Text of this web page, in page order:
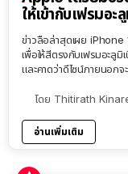
ให้เข้ากับเฟรมอะ
ข่าวลือล่าสุดเผย iPhone
เพื่อให้สีตรงกับเฟรมอะลูมิ
และคาดว่าดีไซน์ภายนอก
โดย Thitirath
อ่านเพิ่มเติม